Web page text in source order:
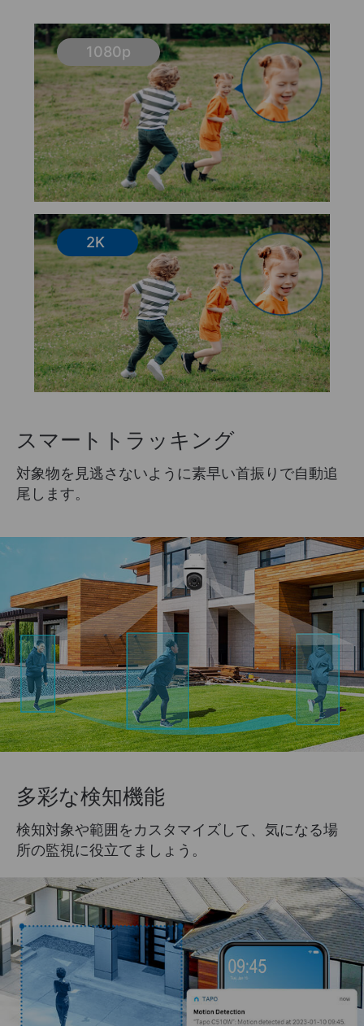
1080p
2K
スマートトラッキング
対象物を見逃さないように素早い首振りで自動追
尾します。
多彩な検知機能
検知対象や範囲をカスタマイズして、気になる場
所の監視に役立てましょう。